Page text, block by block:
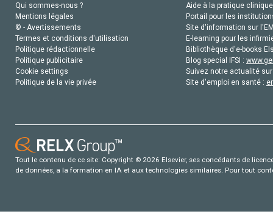
Qui sommes-nous ?
Mentions légales
© - Avertissements
Termes et conditions d'utilisation
Politique rédactionnelle
Politique publicitaire
Cookie settings
Politique de la vie privée
Aide à la pratique
Portail pour les
Site d'information sur
E-learning pour les
Bibliothèque d'e-books
Blog special IFSI :
Suivez notre actualité
Site d'emploi en santé :
Tout le contenu de ce site: Copyright © 2026 Elsevier, ses concédants de
de données, a la formation en IA et aux technologies similaires. Pour tout